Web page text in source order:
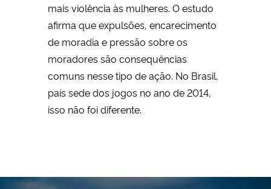
mais violência às mulheres. O estudo
afirma que expulsões, encarecimento
de moradia e pressão sobre os
moradores são consequências
comuns nesse tipo de ação. No Brasil,
país sede dos jogos no ano de 2014,
isso não foi diferente.